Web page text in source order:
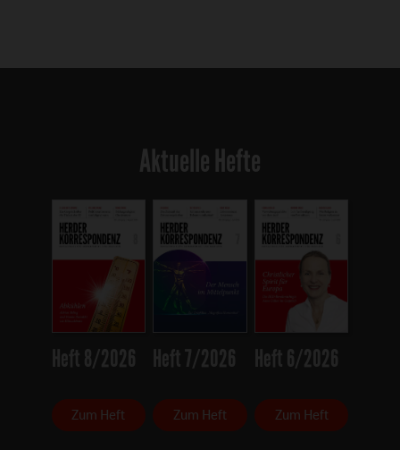
Aktuelle Hefte
Heft 8/2026
Zum Heft
Heft 7/2026
Zum Heft
Heft 6/2026
Zum Heft